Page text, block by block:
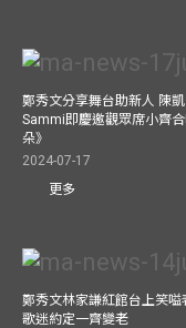
鄭秀文分享舞台助新人 陳
Sammi即慶邀觀眾席小齊
朵》
2024-07-17
更多
鄭秀文林家謙紅館台上笑
歌迷約定一齊變老